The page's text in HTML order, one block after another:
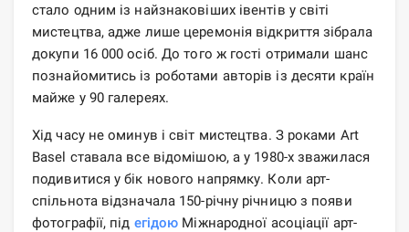
стало одним із найзнаковіших івентів у світі
мистецтва, адже лише церемонія відкриття зібрала
докупи 16 000 осіб. До того ж гості отримали шанс
познайомитись із роботами авторів із десяти країн
майже у 90 галереях.
Хід часу не оминув і світ мистецтва. З роками Art
Basel ставала все відомішою, а у 1980-х зважилася
подивитися у бік нового напрямку. Коли арт-
спільнота відзначала 150-річну річницю з появи
фотографії, під егідою Міжнародної асоціації арт-